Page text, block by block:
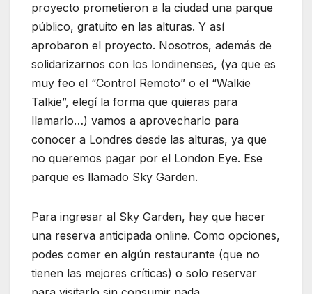
proyecto prometieron a la ciudad una parque
público, gratuito en las alturas. Y así
aprobaron el proyecto. Nosotros, además de
solidarizarnos con los londinenses, (ya que es
muy feo el “Control Remoto” o el “Walkie
Talkie”, elegí la forma que quieras para
llamarlo…) vamos a aprovecharlo para
conocer a Londres desde las alturas, ya que
no queremos pagar por el London Eye. Ese
parque es llamado Sky Garden.
Para ingresar al Sky Garden, hay que hacer
una reserva anticipada online. Como opciones,
podes comer en algún restaurante (que no
tienen las mejores críticas) o solo reservar